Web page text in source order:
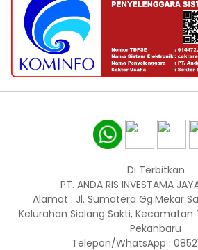
Di Terbitkan
PT. ANDA RIS INVESTAMA
Alamat : Jl. Sumatera Gg.Mekar
Kelurahan Sialang Sakti, Kecamatan
Pekanbaru
Telepon/WhatsApp :